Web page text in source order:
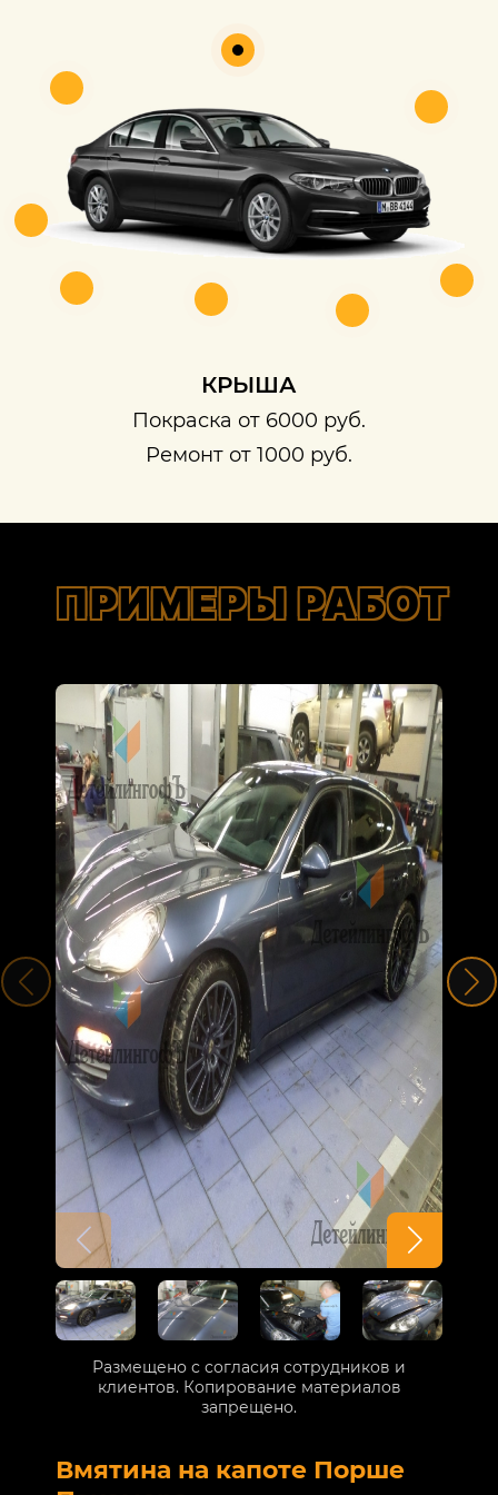
КРЫША
Покраска от 6000 руб.
Ремонт от 1000 руб.
ПРИМЕРЫ РАБОТ
Вмятина на капоте Порше
Размещено с согласия сотрудников и
клиентов. Копирование материалов
запрещено.